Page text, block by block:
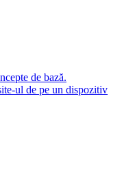
de bază.
ul de pe un dispozitiv